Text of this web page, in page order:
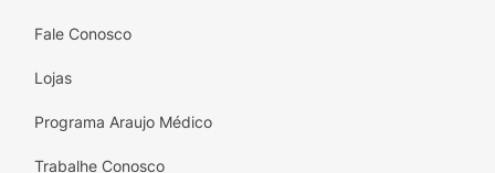
Fale Conosco
Lojas
Programa Araujo Médico
Trabalhe Conosco